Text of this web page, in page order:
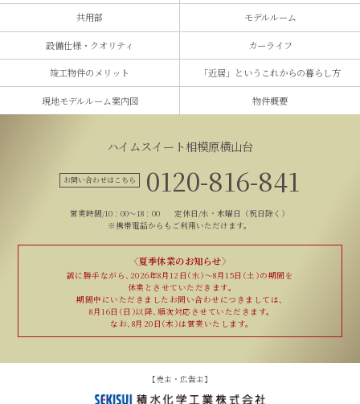
共用部 モデルルーム
設備仕様・クオリティ カーライフ
竣工物件のメリット 「近居」という これからの暮らし方
現地モデルルーム案内図 物件概要
ハイムスイート相模原横山台
お問い合わせはこちら 0120-816-841
営業時間/10：00～18：00
定休日/水・木曜日（祝日除く）
※携帯電話からもご利用いただけます。
〈夏季休業のお知らせ〉
誠に勝手ながら、 2026年8月12日（水）〜8月15日（土）の期間を
休業とさせていただきます。
期間中にいただきました お問い合わせにつきましては、
8月16日（日）以降、 順次対応させていただきます。
なお、8月20日（木）は営業いたします。
【売主・広告主】